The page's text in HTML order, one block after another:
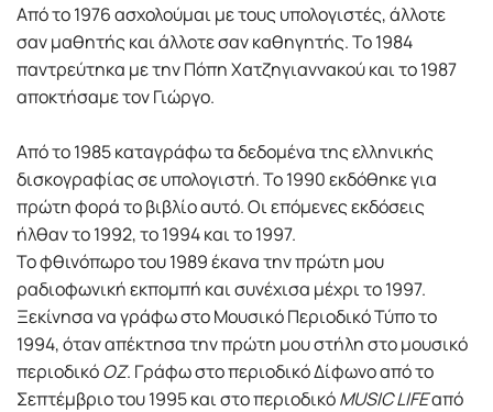
Από το 1976 ασχολούμαι με τους υπολογιστές, άλλοτε
σαν μαθητής και άλλοτε σαν καθηγητής. Το 1984
παντρεύτηκα με την Πόπη Χατζηγιαννακού και το 1987
αποκτήσαμε τον Γιώργο.
Από το 1985 καταγράφω τα δεδομένα της ελληνικής
δισκογραφίας σε υπολογιστή. Το 1990 εκδόθηκε για
πρώτη φορά το βιβλίο αυτό. Οι επόμενες εκδόσεις
ήλθαν το 1992, το 1994 και το 1997.
Το φθινόπωρο του 1989 έκανα την πρώτη μου
ραδιοφωνική εκπομπή και συνέχισα μέχρι το 1997.
Ξεκίνησα να γράφω στο Μουσικό Περιοδικό Τύπο το
1994, όταν απέκτησα την πρώτη μου στήλη στο μουσικό
περιοδικόΟΖ. Γράφω στο περιοδικό Δίφωνο από το
Σεπτέμβριο του 1995 και στο περιοδικόMUSIC LIFEαπό